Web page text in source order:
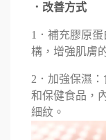
．改善方式
1．補充膠原
構，增強肌膚
2．加強保濕
和保健食品，
細紋。